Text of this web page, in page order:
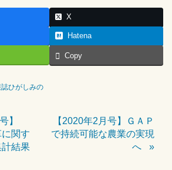
X
Hatena
Copy
誌ひがしみの
】
に関す
結果
【2020年2月号】ＧＡＰ
で持続可能な農業の実現
へ